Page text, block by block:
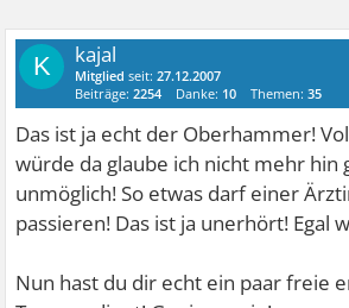
K kajal
Mitglied seit:27.12.2007
Beiträge:2254 Danke: 10 Themen:35
Das ist ja echt der Oberhammer!
würde da glaube ich nicht mehr hin
unmöglich! So etwas darf einer
passieren! Das ist ja unerhört! Egal
Nun hast du dir echt ein paar freie